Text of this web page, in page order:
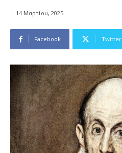
- 14 Μαρτίου, 2025
Facebook Twitter